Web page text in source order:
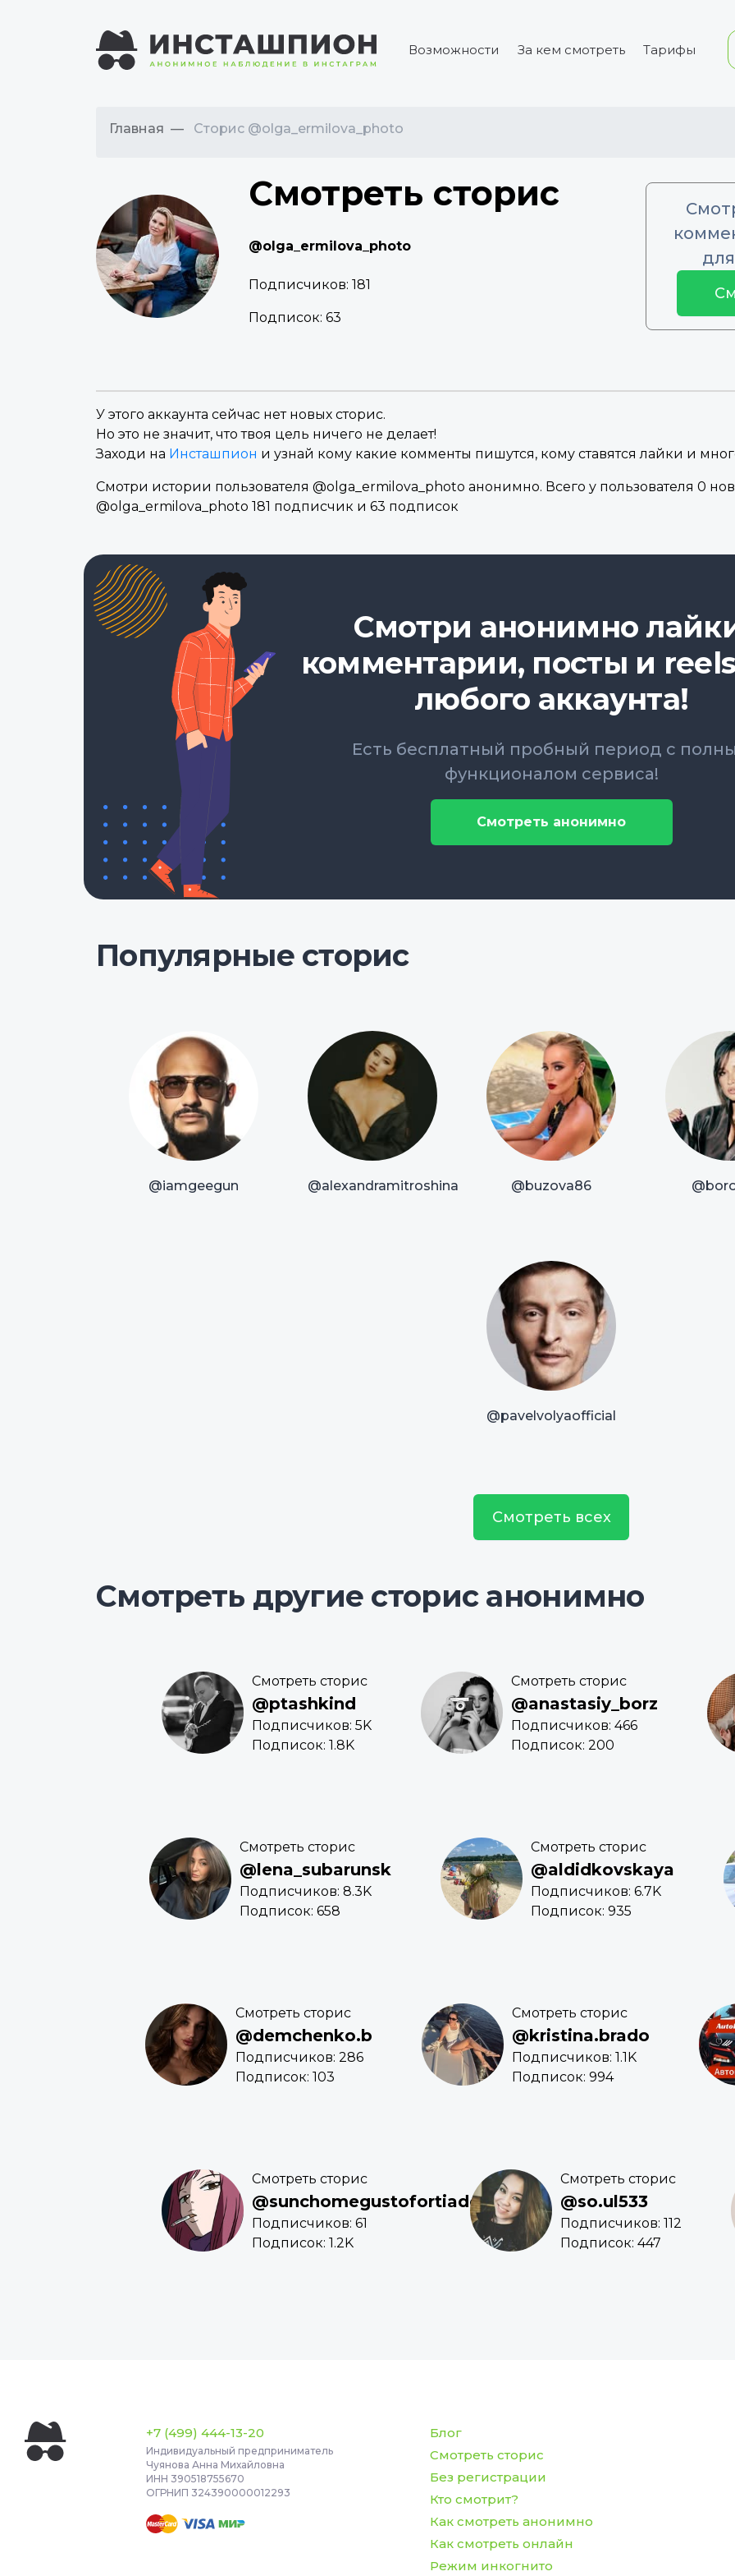
Возможности За кем смотреть Тарифы
Главная Сторис @olga_ermilova_photo
Смотреть сторис
@olga_ermilova_photo
Подписчиков: 181
Подписок: 63
У этого аккаунта сейчас нет новых сторис.
Но это не значит, что твоя цель ничего не делает!
Заходи на Инсташпион и узнай кому какие комменты пишутся, кому ставятся лайки и
Смотри истории пользователя @olga_ermilova_photo анонимно. Всего у пользователя 0
@olga_ermilova_photo 181 подписчик и 63 подписок
Смотри анонимно
комментарии, посты и
любого аккаунта!
Есть бесплатный пробный период с
функционалом сервиса!
Смотреть анонимно
Популярные сторис
@iamgeegun @alexandramitroshina @buzova86
@pavelvolyaofficial
Смотреть всех
Смотреть другие сторис анонимно
Смотреть сторис
@ptashkind
Подписчиков: 5K
Подписок: 1.8K
Смотреть сторис
@anastasiy_borz
Подписчиков: 466
Подписок: 200
Смотреть сторис
@lena_subarunsk
Подписчиков: 8.3K
Подписок: 658
Смотреть сторис
@aldidkovskaya
Подписчиков: 6.7K
Подписок: 935
Смотреть сторис
@demchenko.b
Подписчиков: 286
Подписок: 103
Смотреть сторис
@kristina.brado
Подписчиков: 1.1K
Подписок: 994
Смотреть сторис
@sunchomegustofortiado
Подписчиков: 61
Подписок: 1.2K
Смотреть сторис
@so.ul533
Подписчиков: 112
Подписок: 447
+7 (499) 444-13-20
Индивидуальный предприниматель
Чуянова Анна Михайловна
ИНН 390518755670
ОГРНИП 324390000012293
Блог
Смотреть сторис
Без регистрации
Кто смотрит?
Как смотреть анонимно
Как смотреть онлайн
Режим инкогнито